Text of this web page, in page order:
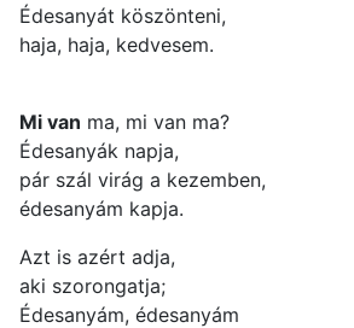
Édesanyát köszönteni,
haja, haja, kedvesem.
Mi van ma, mi van ma?
Édesanyák napja,
pár szál virág a kezemben,
édesanyám kapja.
Azt is azért adja,
aki szorongatja;
Édesanyám, édesanyám